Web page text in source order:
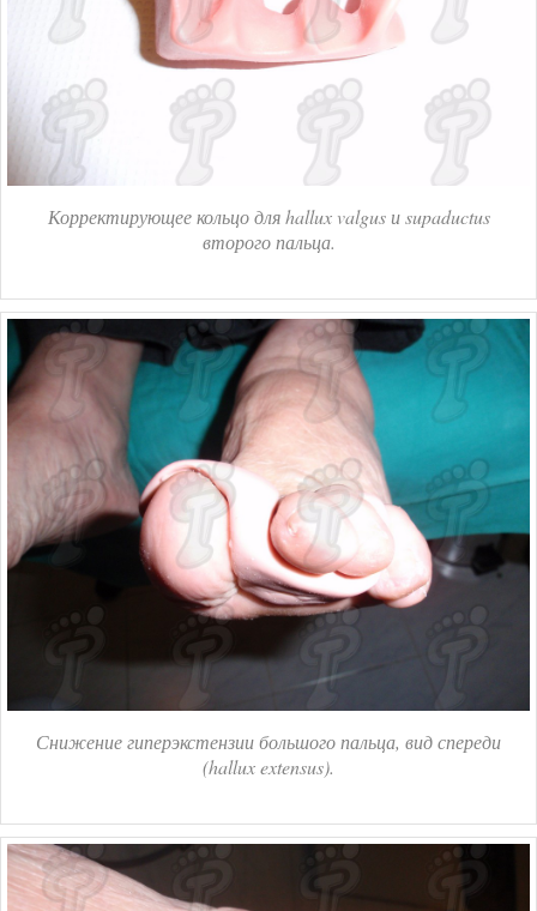
Корректирующее кольцо для hallux valgus и supaductus
второго пальца.
Снижение гиперэкстензии большого пальца, вид спереди
(hallux extensus).